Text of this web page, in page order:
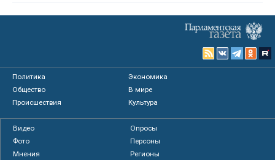
Политика
Экономика
Общество
В мире
Происшествия
Культура
Видео
Опросы
Фото
Персоны
Мнения
Регионы